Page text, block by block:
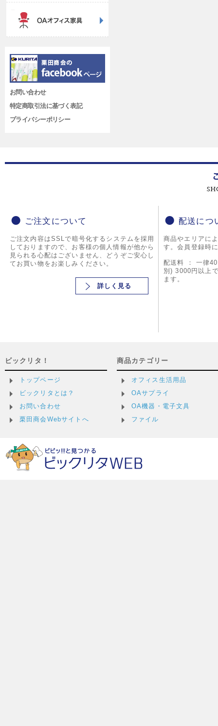
お問い合わせ
特定商取引法に基づく表記
プライバシーポリシー
ご注文について
ご注文内容はSSLで暗号化するシステムを採用
しておりますので、お客様の個人情報が他から
見られる心配はございません、どうぞご安心し
てお買い物をお楽しみください。
詳しく見る
配送につ
商品やエリアに
す。会員登録時
配送料 ： 一律
別) 3000円以上
ます。
ビックリタ！
トップページ
ビックリタとは？
お問い合わせ
栗田商会Webサイトへ
商品カテゴリー
オフィス生活用品
OAサプライ
OA機器・電子文具
ファイル